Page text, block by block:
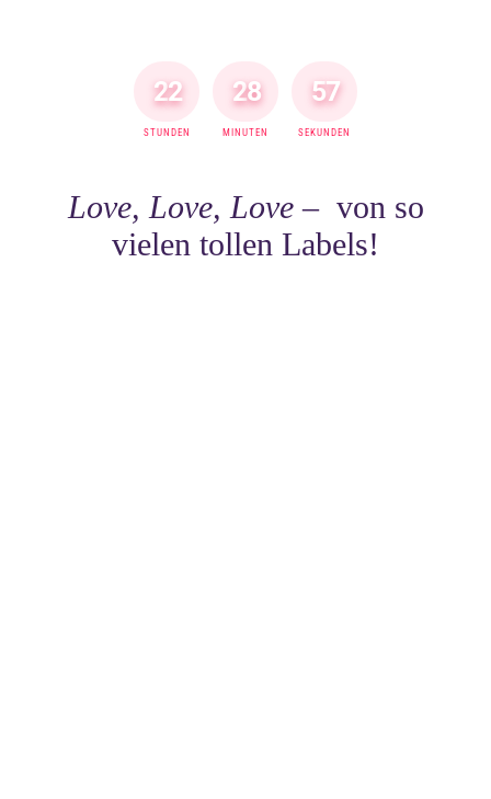
22
STUNDEN
28
MINUTEN
57
SEKUNDEN
Love, Love, Love – von so
vielen tollen Labels!